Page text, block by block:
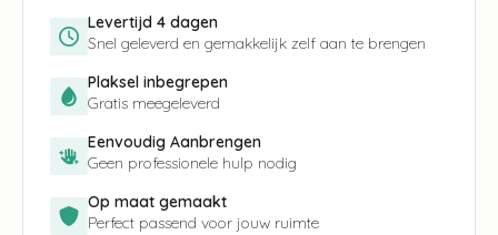
Levertijd 4 dagen
Snel geleverd en gemakkelijk zelf aan te brengen
Plaksel inbegrepen
Gratis meegeleverd
Eenvoudig Aanbrengen
Geen professionele hulp nodig
Op maat gemaakt
Perfect passend voor jouw ruimte